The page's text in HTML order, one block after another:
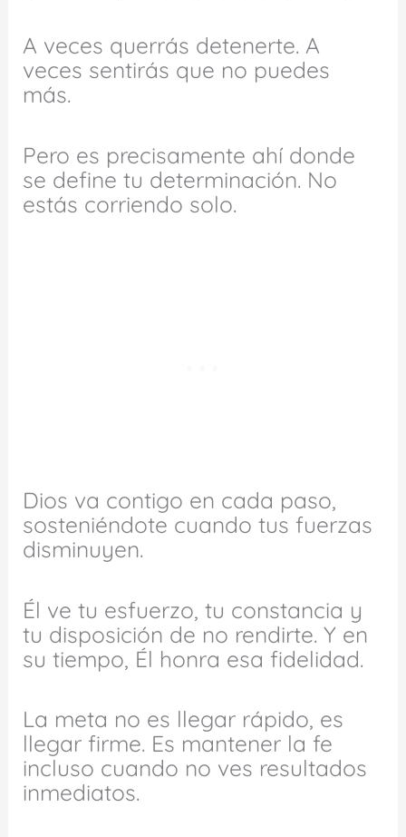
A veces querrás detenerte. A
veces sentirás que no puedes
más.
Pero es precisamente ahí donde
se define tu determinación. No
estás corriendo solo.
Dios va contigo en cada paso,
sosteniéndote cuando tus fuerzas
disminuyen.
Él ve tu esfuerzo, tu constancia y
tu disposición de no rendirte. Y en
su tiempo, Él honra esa fidelidad.
La meta no es llegar rápido, es
llegar firme. Es mantener la fe
incluso cuando no ves resultados
inmediatos.